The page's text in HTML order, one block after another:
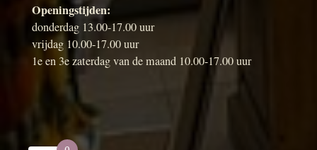
Openingstijden:
donderdag 13.00-17.00 uur
vrijdag 10.00-17.00 uur
1e en 3e zaterdag van de maand 10.00-17.00 uur